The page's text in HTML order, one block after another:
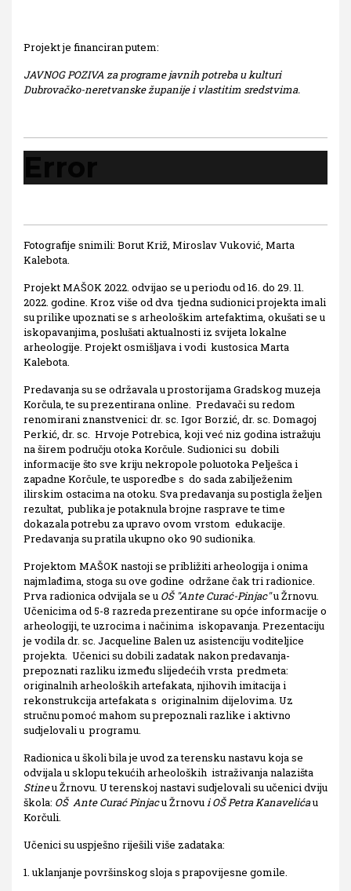
Projekt je financiran putem:
JAVNOG POZIVA za programe javnih potreba u kulturi
Dubrovačko-neretvanske županije i vlastitim sredstvima.
Fotografije snimili: Borut Križ, Miroslav Vuković, Marta
Kalebota.
Projekt MAŠOK 2022. odvijao se u periodu od 16. do 29. 11.
2022. godine. Kroz više od dva tjedna sudionici projekta imali
su prilike upoznati se s arheološkim artefaktima, okušati se u
iskopavanjima, poslušati aktualnosti iz svijeta lokalne
arheologije. Projekt osmišljava i vodi kustosica Marta
Kalebota.
Predavanja su se održavala u prostorijama Gradskog muzeja
Korčula, te su prezentirana online. Predavači su redom
renomirani znanstvenici: dr. sc. Igor Borzić, dr. sc. Domagoj
Perkić, dr. sc. Hrvoje Potrebica, koji već niz godina istražuju
na širem području otoka Korčule. Sudionici su dobili
informacije što sve kriju nekropole poluotoka Pelješca i
zapadne Korčule, te usporedbe s do sada zabilježenim
ilirskim ostacima na otoku. Sva predavanja su postigla željen
rezultat, publika je potaknula brojne rasprave te time
dokazala potrebu za upravo ovom vrstom edukacije.
Predavanja su pratila ukupno oko 90 sudionika.
Projektom MAŠOK nastoji se približiti arheologija i onima
najmlađima, stoga su ove godine održane čak tri radionice.
Prva radionica odvijala se u OŠ ''Ante Curać-Pinjac''u Žrnovu.
Učenicima od 5-8 razreda prezentirane su opće informacije o
arheologiji, te uzrocima i načinima iskopavanja. Prezentaciju
je vodila dr. sc. Jacqueline Balen uz asistenciju voditeljice
projekta. Učenici su dobili zadatak nakon predavanja-
prepoznati razliku između slijedećih vrsta predmeta:
originalnih arheoloških artefakata, njihovih imitacija i
rekonstrukcija artefakata s originalnim dijelovima. Uz
stručnu pomoć mahom su prepoznali razlike i aktivno
sudjelovali u programu.
Radionica u školi bila je uvod za terensku nastavu koja se
odvijala u sklopu tekućih arheoloških istraživanja nalazišta
Stineu Žrnovu. U terenskoj nastavi sudjelovali su učenici dviju
škola: OŠ Ante Curać Pinjacu Žrnovu i OŠ Petra Kanavelićau
Korčuli.
Učenici su uspješno riješili više zadataka:
1. uklanjanje površinskog sloja s prapovijesne gomile.